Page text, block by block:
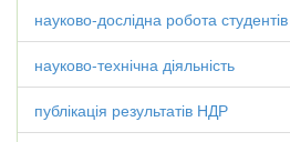
науково-дослідна робота студентів
науково-технічна діяльність
публікація результатів НДР